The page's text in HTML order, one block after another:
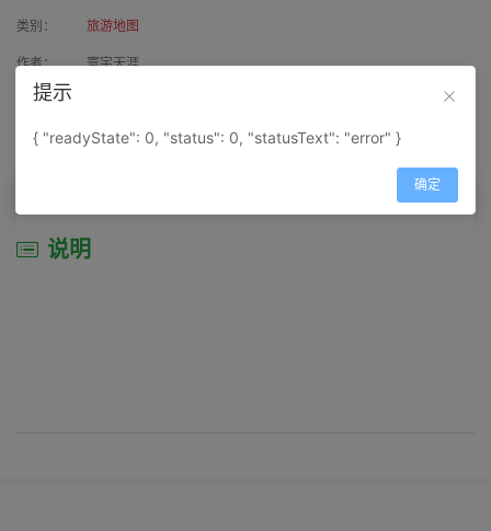
类别： 旅游地图
作者： 寰宇天涯
来源：
属性： 地图属性： 地图类型-景区导游图
说明
提示
{ "readyState": 0, "status": 0, "statusText": "error" }
确定